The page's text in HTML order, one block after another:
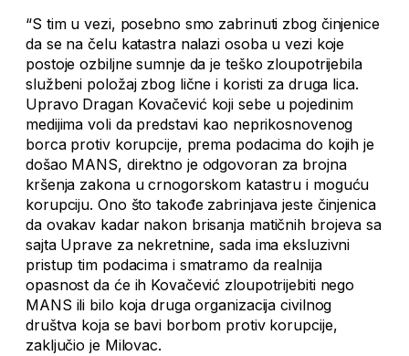
“S tim u vezi, posebno smo zabrinuti zbog činjenice
da se na čelu katastra nalazi osoba u vezi koje
postoje ozbiljne sumnje da je teško zloupotrijebila
službeni položaj zbog lične i koristi za druga lica.
Upravo Dragan Kovačević koji sebe u pojedinim
medijima voli da predstavi kao neprikosnovenog
borca protiv korupcije, prema podacima do kojih je
došao MANS, direktno je odgovoran za brojna
kršenja zakona u crnogorskom katastru i moguću
korupciju. Ono što takođe zabrinjava jeste činjenica
da ovakav kadar nakon brisanja matičnih brojeva sa
sajta Uprave za nekretnine, sada ima eksluzivni
pristup tim podacima i smatramo da realnija
opasnost da će ih Kovačević zloupotrijebiti nego
MANS ili bilo koja druga organizacija civilnog
društva koja se bavi borbom protiv korupcije,
zaključio je Milovac.